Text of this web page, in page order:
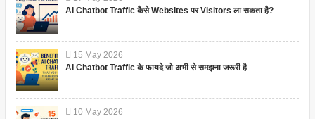
AI Chatbot Traffic कैसे Websites पर Visitors ला सकता है?
15 May 2026
AI Chatbot Traffic के फायदे जो अभी से समझना जरूरी है
10 May 2026